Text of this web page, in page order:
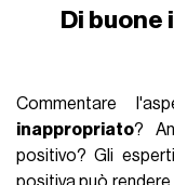
Di
Commentare
inappropriato?
positivo? Gli